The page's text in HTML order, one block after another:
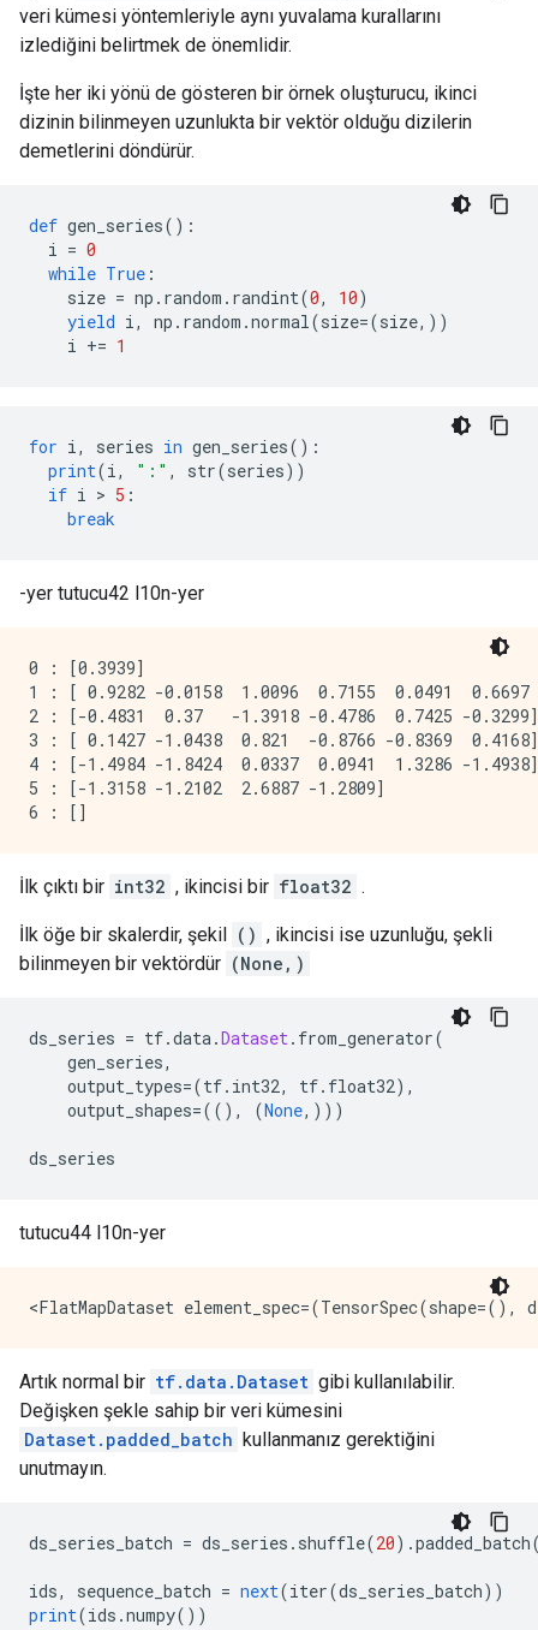
veri kümesi yöntemleriyle aynı yuvalama kurallarını
izlediğini belirtmek de önemlidir.
İşte her iki yönü de gösteren bir örnek oluşturucu, ikinci
dizinin bilinmeyen uzunlukta bir vektör olduğu dizilerin
demetlerini döndürür.
def gen_series():
i = 0
while True :
size = np . random . randint(0, 10)
yield i, np . random .normal(size=(size,))
i += 1
for i, series in gen_series():
print(i, ":" , str(series))
if i > 5 :
break
-yer tutucu42 l10n-yer
0 : [0.3939]
1 : [ 0.9282 -0.0158  1.0096  0.7155  0.0491
2 : [-0.4831  0.37   -1.3918 -0.4786  0.7425 -0.3299]
3 : [ 0.1427 -1.0438  0.821  -0.8766 -0.8369  0.4168]
4 : [-1.4984 -1.8424  0.0337  0.0941  1.3286 -1.4938]
5 : [-1.3158 -1.2102  2.6887 -1.2809]
İlk çıktı bir int32 , ikincisi bir float32 .
İlk öğe bir skalerdir, şekil () , ikincisi ise uzunluğu, şekli
bilinmeyen bir vektördür (None,)
ds_series = tf.data.Dataset. from_generator(
gen_series,
output_types=(tf. int32, tf. float32),
output_shapes=((), (None,)))
ds_series
tutucu44 l10n-yer
Artık normal bir tf.data.Dataset gibi kullanılabilir.
Değişken şekle sahip bir veri kümesini
Dataset.padded_batch kullanmanız gerektiğini
unutmayın.
ds_series_batch = ds_series . shuffle(20).padded_batch
ids, sequence_batch = next(iter(ds_series_batch))
print(ids .numpy())